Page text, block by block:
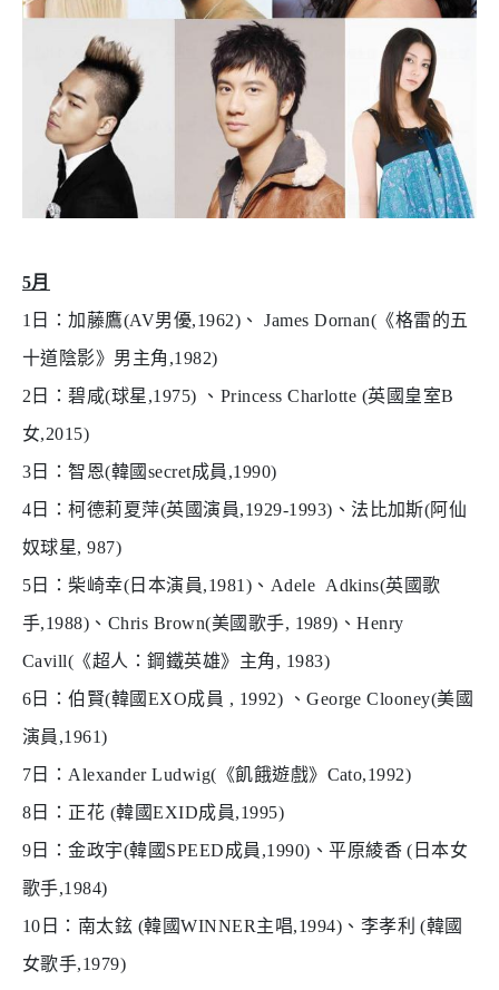
5月
1 日：加藤鷹(AV男優,1962) 、 James Dornan( 《格雷的五
十道陰影》男主角 ,1982)
2 日：碧咸(球星 ,1975) 、 Princess Charlotte (英國皇室B
女,2015)
3 日：智恩(韓國 secret成員 ,1990)
4 日：柯德莉夏萍(英國演員,1929-1993) 、法比加斯(阿仙
奴球星, 987)
5 日：柴崎幸( 日本演員,1981) 、 Adele Adkins(英國歌
手,1988) 、 Chris Brown(美國歌手, 1989) 、Henry
Cavill( 《超人：鋼鐵英雄》主角 , 1983)
6 日：伯賢(韓國 EXO成員 , 1992) 、George Clooney(美國
演員 ,1961)
7 日： Alexander Ludwig( 《飢餓遊戲》 Cato,1992)
8 日：正花 (韓國EXID成員,1995)
9 日：金政宇(韓國 SPEED成員 ,1990) 、平原綾香 ( 日本女
歌手,1984)
10 日：南太鉉 (韓國WINNER主唱,1994) 、李孝利 (韓國
女歌手,1979)